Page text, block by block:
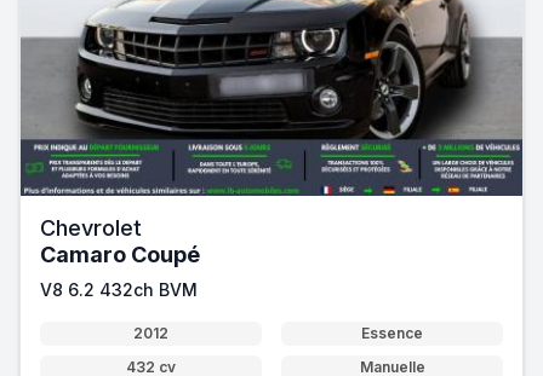
Chevrolet
Camaro Coupé
V8 6.2 432ch BVM
2012
Essence
432 cv
Manuelle